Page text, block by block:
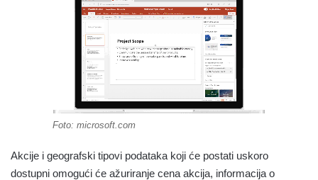
Foto: microsoft.com
Akcije i geografski tipovi podataka koji će postati uskoro
dostupni omogući će ažuriranje cena akcija, informacija o